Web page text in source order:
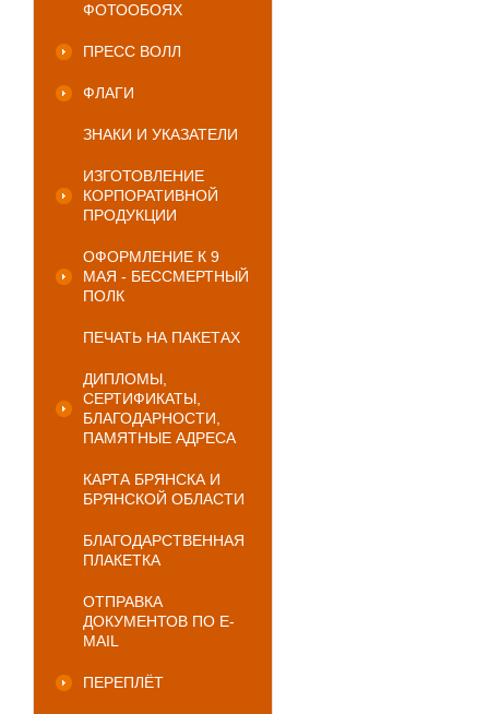
ФОТООБОЯХ
ПРЕСС ВОЛЛ
ФЛАГИ
ЗНАКИ И УКАЗАТЕЛИ
ИЗГОТОВЛЕНИЕ
КОРПОРАТИВНОЙ
ПРОДУКЦИИ
ОФОРМЛЕНИЕ К 9
МАЯ - БЕССМЕРТНЫЙ
ПОЛК
ПЕЧАТЬ НА ПАКЕТАХ
ДИПЛОМЫ,
СЕРТИФИКАТЫ,
БЛАГОДАРНОСТИ,
ПАМЯТНЫЕ АДРЕСА
КАРТА БРЯНСКА И
БРЯНСКОЙ ОБЛАСТИ
БЛАГОДАРСТВЕННАЯ
ПЛАКЕТКА
ОТПРАВКА
ДОКУМЕНТОВ ПО E-
MAIL
ПЕРЕПЛЁТ